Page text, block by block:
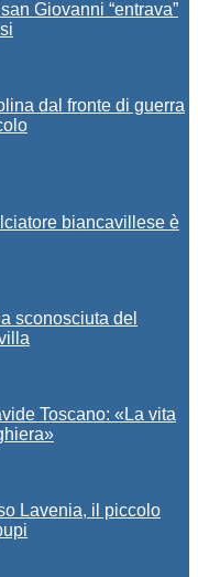
Giovanni “entrava”
dal fronte di guerra
biancavillese è
sconosciuta del
Toscano: «La vita
Lavenia, il piccolo